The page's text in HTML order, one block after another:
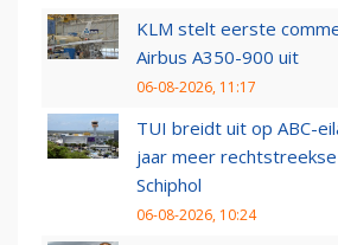
KLM stelt eerste
Airbus A350-900 uit
06-08-2026, 11:17
TUI breidt uit op ABC-
jaar meer
Schiphol
06-08-2026, 10:24